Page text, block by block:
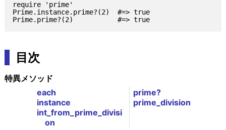
require 'prime'
Prime.instance.prime?(2)  #=> true
Prime.prime?(2)           #=> true
目次
特異メソッド
each
instance
int_from_prime_divisi
on
prime?
prime_division